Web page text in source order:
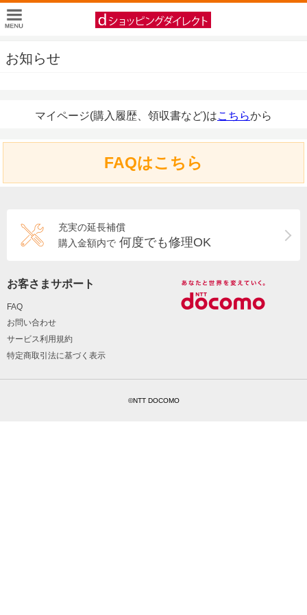
お知らせ
マイページ(購入履歴、領収書など)はこちらから
FAQはこちら
充実の延長補償
購入金額内で 何度でも修理OK
お客さまサポート
FAQ
お問い合わせ
サービス利用規約
特定商取引法に基づく表示
©NTT DOCOMO